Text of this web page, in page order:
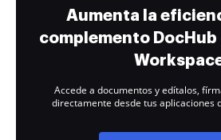
Aumenta la
complemento DocHub
Accede a documentos y edítalos,
directamente desde tus aplicaciones